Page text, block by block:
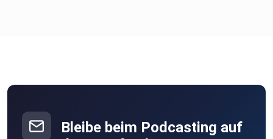
Bleibe beim Podcasting auf